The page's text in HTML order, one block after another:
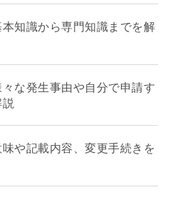
知識から専門知識までを解
な発生事由や自分で申請す
や記載内容、変更手続きを